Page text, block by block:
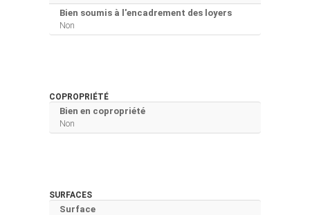
Bien soumis à l'encadrement des loyers
Non
COPROPRIÉTÉ
Bien en copropriété
Non
SURFACES
Surface